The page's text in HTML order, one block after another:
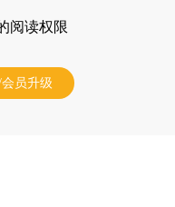
阅读权限
员升级